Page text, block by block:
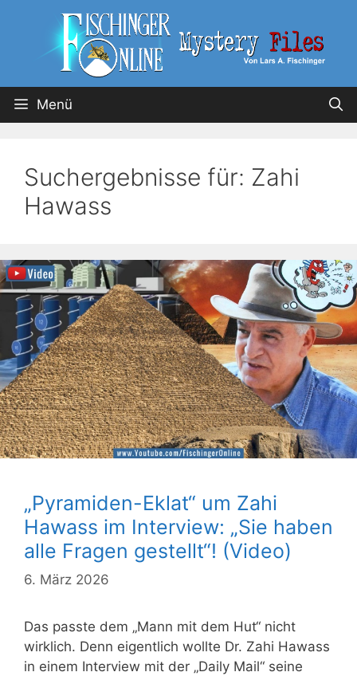
Menü
Suchergebnisse für: Zahi
Hawass
„Pyramiden-Eklat“ um Zahi
Hawass im Interview: „Sie haben
alle Fragen gestellt“! (Video)
6. März 2026
Das passte dem „Mann mit dem Hut“ nicht
wirklich. Denn eigentlich wollte Dr. Zahi Hawass
in einem Interview mit der „Daily Mail“ seine